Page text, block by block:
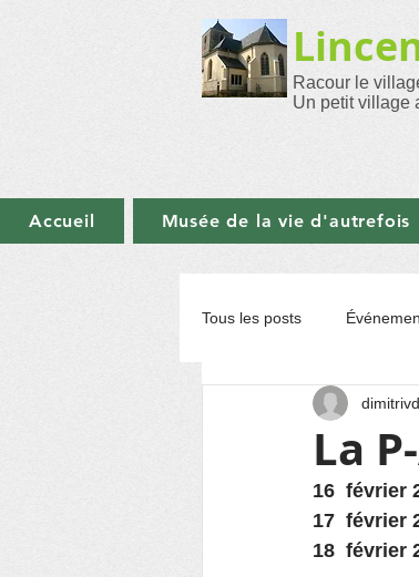
Racour le
Un petit village
Accueil Musée de la vie d'autrefois
Tous les posts
Initiatives à Pellaines
Animation Florale
La
16 février
17  février
18  février